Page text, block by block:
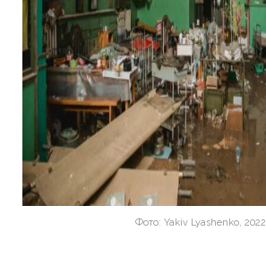
Фото: Yakiv Lyashenko, 2022